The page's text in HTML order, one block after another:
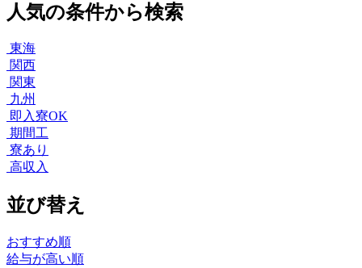
人気の条件から検索
東海
関西
関東
九州
即入寮OK
期間工
寮あり
高収入
並び替え
おすすめ順
給与が高い順